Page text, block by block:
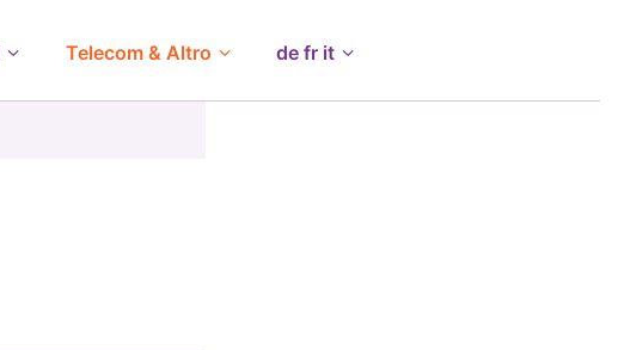
Telecom & Altro de fr it